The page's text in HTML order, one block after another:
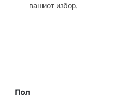
вашиот избор.
Пол